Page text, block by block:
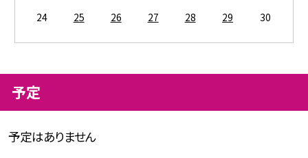
24
25 26 27 28 29 30
予定
予定はありません